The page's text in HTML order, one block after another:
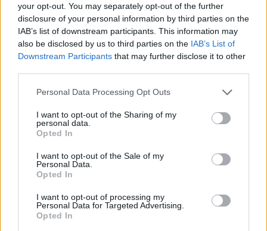
your opt-out. You may separately opt-out of the further
disclosure of your personal information by third parties on the
IAB’s list of downstream participants. This information may
also be disclosed by us to third parties on the IAB’s List of
Downstream Participants that may further disclose it to other
Personal Data Processing Opt Outs
I want to opt-out of the Sharing of my
personal data.
Opted In
I want to opt-out of the Sale of my
Personal Data.
Opted In
I want to opt-out of processing my
Personal Data for Targeted Advertising.
Opted In
Πριν από το κλείσιμό της, «φιλοξένησε»
διαβόητους εγκληματίες όπως ο Αλ Καπόνε και
ο Τζέιμς «Ουάιτι» Μπάλτζερ.
Το Αλκατράζ έκλεισε το 1969 και υπόκειται
στην Υπηρεσία Εθνικών Παρκών.